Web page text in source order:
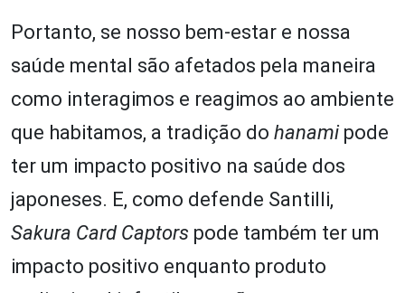
Portanto, se nosso bem-estar e nossa
saúde mental são afetados pela maneira
como interagimos e reagimos ao ambiente
que habitamos, a tradição do hanami pode
ter um impacto positivo na saúde dos
japoneses. E, como defende Santilli,
Sakura Card Captors pode também ter um
impacto positivo enquanto produto